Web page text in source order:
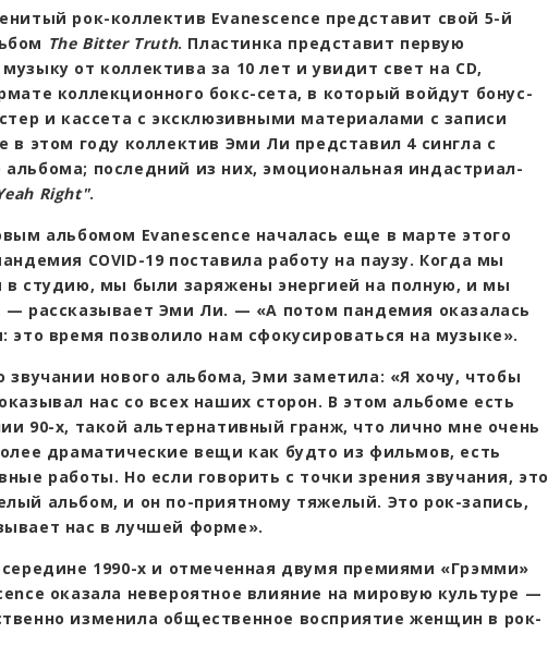
рок-коллектив Evanescence представит свой 5-й
The Bitter Truth. Пластинка представит первую
от коллектива за 10 лет и увидит свет на CD,
коллекционного бокс-сета, в который войдут бонус-
и кассета с эксклюзивными материалами с записи
в этом году коллектив Эми Ли представил 4 сингла с
последний из них, эмоциональная индастриал-
Right".
альбомом Evanescence началась еще в марте этого
COVID-19 поставила работу на паузу. Когда мы
в студию, мы были заряжены энергией на полную, и мы
— рассказывает Эми Ли. — «А потом пандемия оказалась
это время позволило нам сфокусироваться на музыке».
звучании нового альбома, Эми заметила: «Я хочу, чтобы
нас со всех наших сторон. В этом альбоме есть
90-х, такой альтернативный гранж, что лично мне очень
драматические вещи как будто из фильмов, есть
работы. Но если говорить с точки зрения звучания, это
альбом, и он по-приятному тяжелый. Это рок-запись,
нас в лучшей форме».
1990-х и отмеченная двумя премиями «Грэмми»
оказала невероятное влияние на мировую культуре —
изменила общественное восприятие женщин в рок-